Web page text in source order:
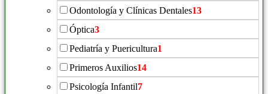
Odontología y Clínicas Dentales13
Óptica3
Pediatría y Puericultura1
Primeros Auxilios14
Psicología Infantil7